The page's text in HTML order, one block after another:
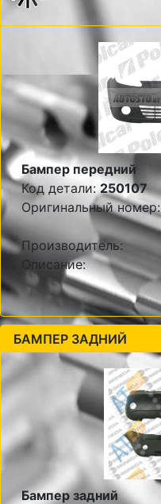
Бампер передний
Код детали:250107
Оригинальный номер:
Производитель:
Описание:
БАМПЕР ЗАДНИЙ
Бампер задний